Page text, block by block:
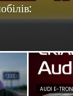
AUDI E-TRON